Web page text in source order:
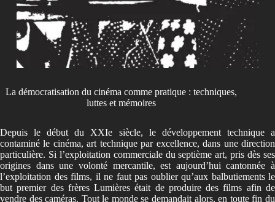
La démocratisation du cinéma comme pratique : techniques,
luttes et mémoires
Depuis le début du XXIe siècle, le développement technique a
contaminé le cinéma, art technique par excellence, dans une direction
particulière. Si l’exploitation commerciale du septième art, pris dès ses
origines dans une volonté mercantile, est aujourd’hui cantonnée à
l’exploitation des films, il ne faut pas oublier qu’aux balbutiements le
but premier des frères Lumières était de produire des films afin de
vendre des caméras. Tout le monde se demandait alors, en toute fin du